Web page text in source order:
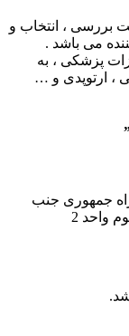
بررسی ، انتخاب و
می باشد .
پزشکی ، به
، ارتوپدی و …
جمهوری جنب